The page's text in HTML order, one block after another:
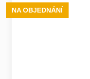
NA OBJEDNÁNÍ